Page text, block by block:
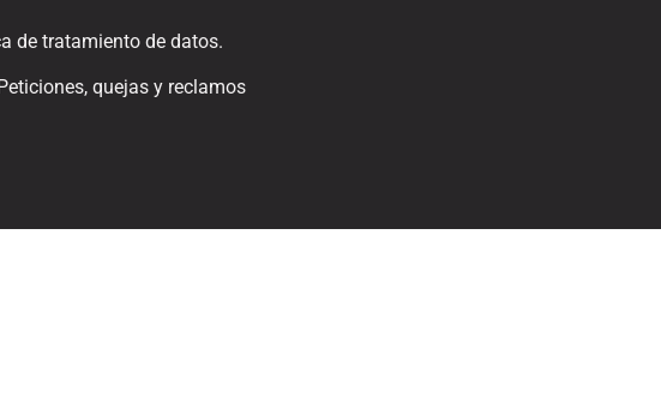
de tratamiento de datos.
quejas y reclamos